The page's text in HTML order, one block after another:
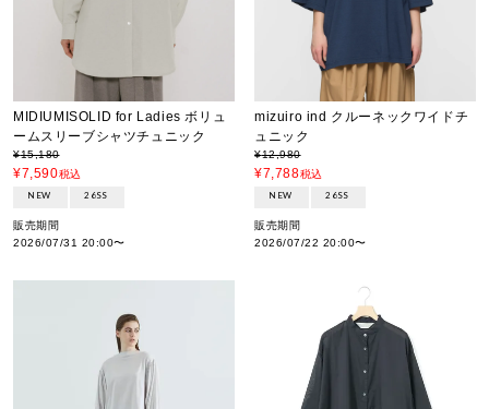
MIDIUMISOLID for Ladies ボリュ
ームスリーブシャツチュニック
¥15,180
¥7,590税込
NEW 26SS
販売期間
2026/07/31 20:00〜
mizuiro ind クルーネックワイドチ
ュニック
¥12,980
¥7,788税込
NEW 26SS
販売期間
2026/07/22 20:00〜